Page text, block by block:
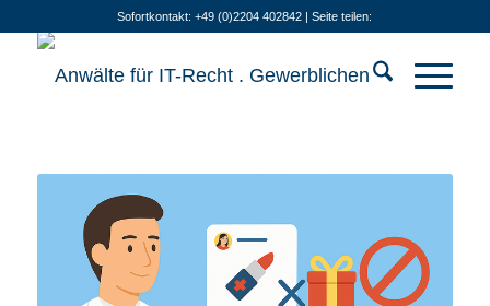
Sofortkontakt: +49 (0)2204 402842 | Seite teilen: